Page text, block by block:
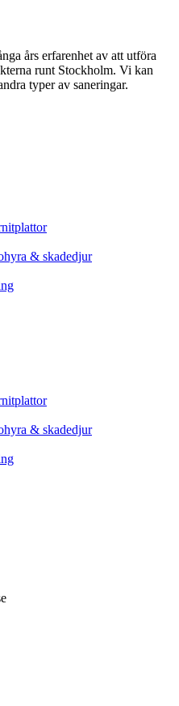
års erfarenhet av att utföra
runt Stockholm. Vi kan
typer av saneringar.
& skadedjur
& skadedjur